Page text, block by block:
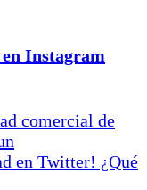
Instagram
comercial de